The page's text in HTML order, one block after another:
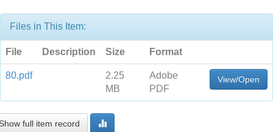
Files in This Item:
File Description Size Format
80.pdf
2.25
MB
Adobe
PDF
View/Open
full item record